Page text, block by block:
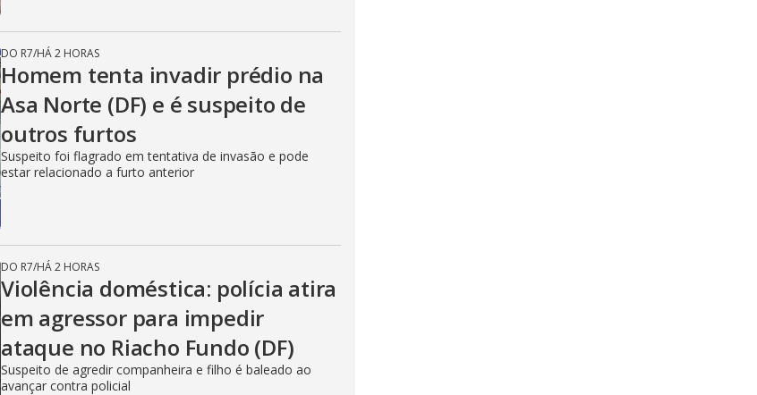
DO R7/HÁ 2 HORAS
Homem tenta invadir prédio na
Asa Norte (DF) e é suspeito de
outros furtos
Suspeito foi flagrado em tentativa de invasão e pode
estar relacionado a furto anterior
DO R7/HÁ 2 HORAS
Violência doméstica: polícia atira
em agressor para impedir
ataque no Riacho Fundo (DF)
Suspeito de agredir companheira e filho é baleado ao
avançar contra policial